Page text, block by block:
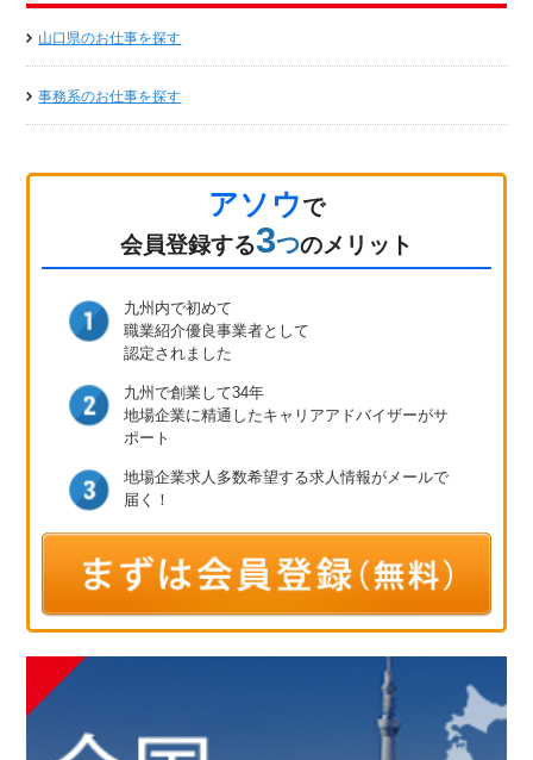
山口県のお仕事を探す
事務系のお仕事を探す
アソウで
会員登録する3つのメリット
九州内で初めて
職業紹介優良事業者として
認定されました
九州で創業して34年
地場企業に精通したキャリアアドバイザーがサ
ポート
地場企業求人多数希望する求人情報が メールで
届く！